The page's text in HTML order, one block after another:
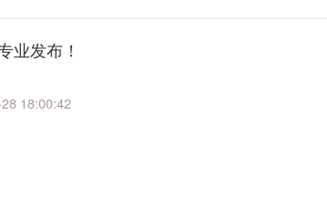
业发布！
18:00:42